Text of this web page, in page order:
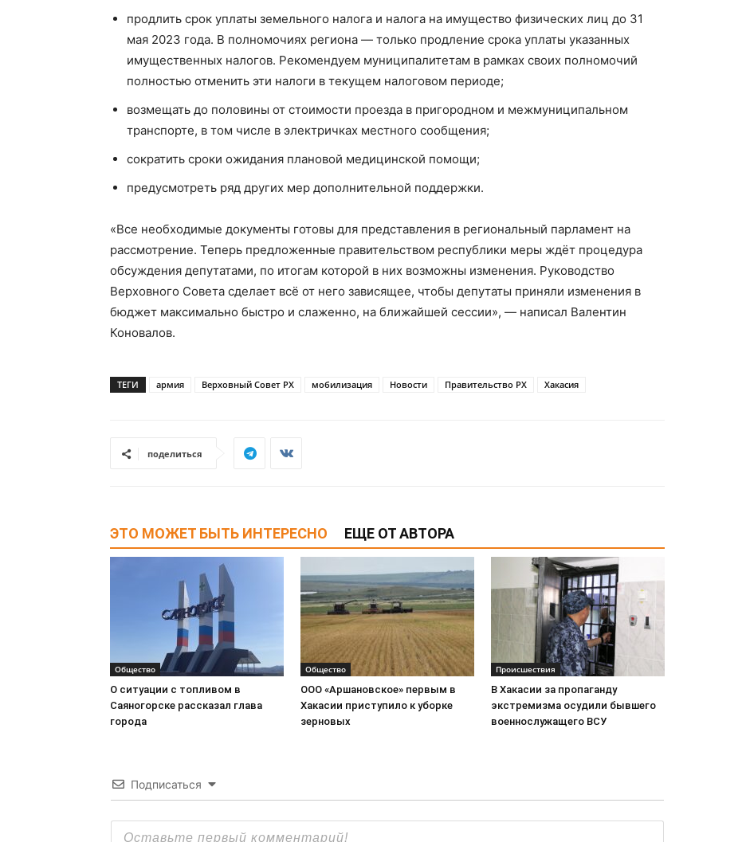
продлить срок уплаты земельного налога и налога на имущество физических лиц до 31
мая 2023 года. В полномочиях региона — только продление срока уплаты указанных
имущественных налогов. Рекомендуем муниципалитетам в рамках своих полномочий
полностью отменить эти налоги в текущем налоговом периоде;
возмещать до половины от стоимости проезда в пригородном и межмуниципальном
транспорте, в том числе в электричках местного сообщения;
сократить сроки ожидания плановой медицинской помощи;
предусмотреть ряд других мер дополнительной поддержки.
«Все необходимые документы готовы для представления в региональный парламент на
рассмотрение. Теперь предложенные правительством республики меры ждёт процедура
обсуждения депутатами, по итогам которой в них возможны изменения. Руководство
Верховного Совета сделает всё от него зависящее, чтобы депутаты приняли изменения в
бюджет максимально быстро и слаженно, на ближайшей сессии», — написал Валентин
Коновалов.
ТЕГИ армия Верховный Совет РХ мобилизация Новости Правительство РХ Хакасия
поделиться
ЭТО МОЖЕТ БЫТЬ ИНТЕРЕСНО ЕЩЕ ОТ АВТОРА
Общество
О ситуации с топливом в
Саяногорске рассказал глава
города
Общество
ООО «Аршановское» первым в
Хакасии приступило к уборке
зерновых
Происшествия
В Хакасии за пропаганду
экстремизма осудили бывшего
военнослужащего ВСУ
Подписаться